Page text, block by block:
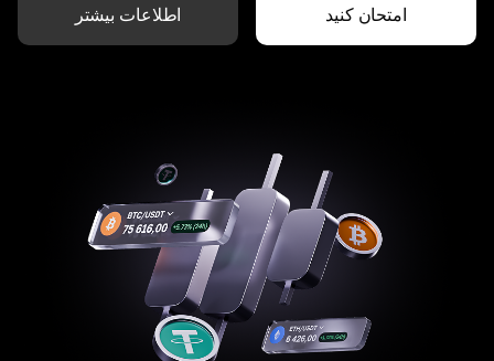
امتحان کنید اطلاعات بیشتر